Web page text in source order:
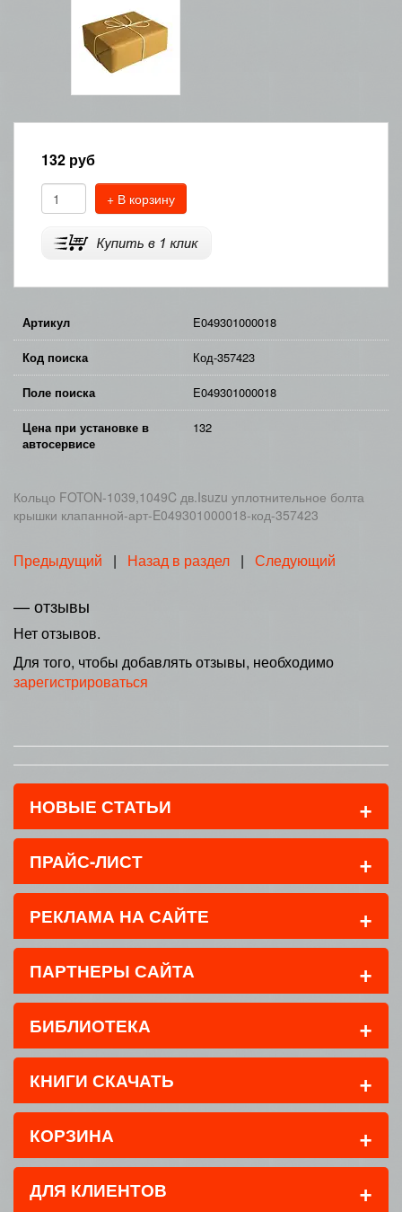
132 руб
+ В корзину
Артикул E049301000018
Код поиска Код-357423
Поле поиска E049301000018
Цена при установке в
автосервисе
132
Кольцо FOTON-1039,1049C дв.Isuzu уплотнительное болта
крышки клапанной-арт-E049301000018-код-357423
Предыдущий | Назад в раздел | Следующий
— отзывы
Нет отзывов.
Для того, чтобы добавлять отзывы, необходимо
зарегистрироваться
НОВЫЕ СТАТЬИ +
ПРАЙС-ЛИСТ +
РЕКЛАМА НА САЙТЕ +
ПАРТНЕРЫ САЙТА +
БИБЛИОТЕКА +
КНИГИ СКАЧАТЬ +
КОРЗИНА +
ДЛЯ КЛИЕНТОВ +